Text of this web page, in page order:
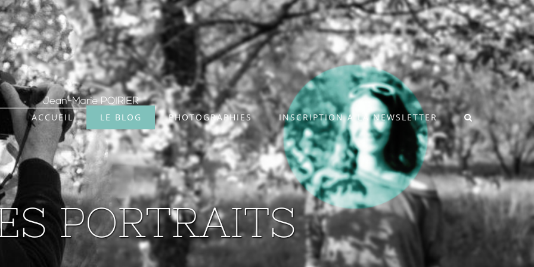
ACCUEIL LE BLOG PHOTOGRAPHIES INSCRIPTION A LA NEWSLETTER
PORTRAITS